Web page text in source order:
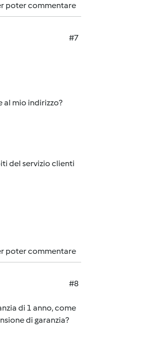
poter commentare
#7
al mio indirizzo?
del servizio clienti
poter commentare
#8
di 1 anno, come
di garanzia?